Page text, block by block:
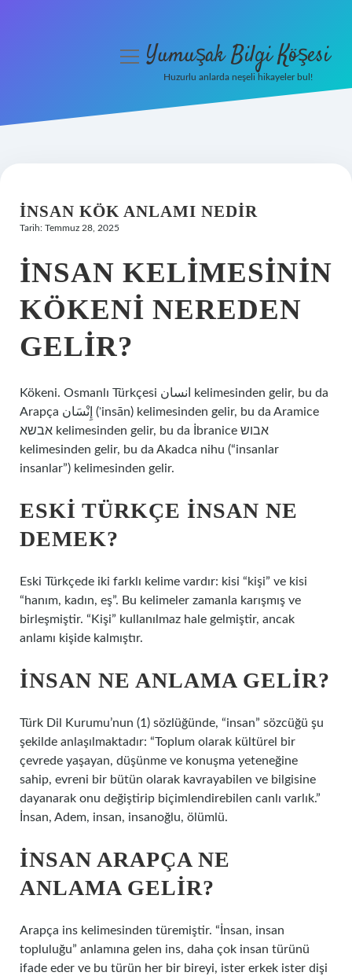
Hakkımızda
menüyüYumuşak Bilgi Köşesi
Huzurlu anlarda neşeli hikayeler bul!
İNSAN KÖK ANLAMI NEDIR
Tarih: Temmuz 28, 2025
İNSAN KELIMESININ
KÖKENI NEREDEN
GELIR?
Kökeni. Osmanlı Türkçesi انسان‎ kelimesinden gelir, bu da
Arapça إِنْسَان‎ (ʾinsān) kelimesinden gelir, bu da Aramice
אבשא‎ kelimesinden gelir, bu da İbranice אבוש‎
kelimesinden gelir, bu da Akadca nihu (“insanlar
insanlar”) kelimesinden gelir.
ESKI TÜRKÇE INSAN NE
DEMEK?
Eski Türkçede iki farklı kelime vardır: kisi “kişi” ve kisi
“hanım, kadın, eş”. Bu kelimeler zamanla karışmış ve
birleşmiştir. “Kişi” kullanılmaz hale gelmiştir, ancak
anlamı kişide kalmıştır.
İNSAN NE ANLAMA GELIR?
Türk Dil Kurumu’nun (1) sözlüğünde, “insan” sözcüğü şu
şekilde anlaşılmaktadır: “Toplum olarak kültürel bir
çevrede yaşayan, düşünme ve konuşma yeteneğine
sahip, evreni bir bütün olarak kavrayabilen ve bilgisine
dayanarak onu değiştirip biçimlendirebilen canlı varlık.”
İnsan, Adem, insan, insanoğlu, ölümlü.
İNSAN ARAPÇA NE
ANLAMA GELIR?
Arapça ins kelimesinden türemiştir. “İnsan, insan
topluluğu” anlamına gelen ins, daha çok insan türünü
ifade eder ve bu türün her bir bireyi, ister erkek ister dişi